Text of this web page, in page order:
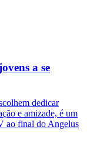
a se
dedicar
e amizade, é um
ao final do Angelus